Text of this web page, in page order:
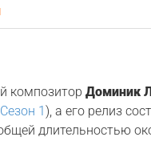
композиторДоминик
1 ), а его релиз
длительностью